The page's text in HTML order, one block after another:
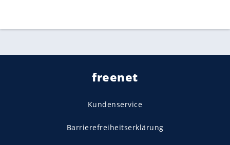
freenet
Kundenservice
Barrierefreiheitserklärung